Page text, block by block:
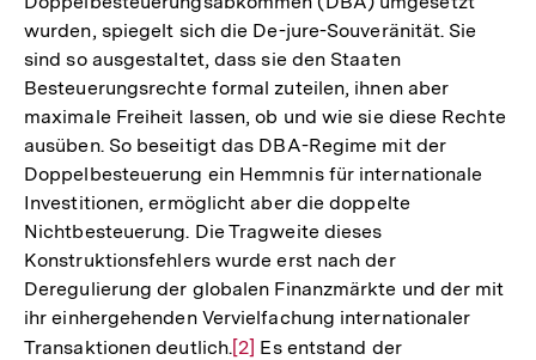
wurden, spiegelt sich die De-jure-Souveränität. Sie
sind so ausgestaltet, dass sie den Staaten
Besteuerungsrechte formal zuteilen, ihnen aber
maximale Freiheit lassen, ob und wie sie diese Rechte
ausüben. So beseitigt das DBA-Regime mit der
Doppelbesteuerung ein Hemmnis für internationale
Investitionen, ermöglicht aber die doppelte
Nichtbesteuerung. Die Tragweite dieses
Konstruktionsfehlers wurde erst nach der
Deregulierung der globalen Finanzmärkte und der mit
ihr einhergehenden Vervielfachung internationaler
Transaktionen deutlich.Zur
[2] Es entstand der